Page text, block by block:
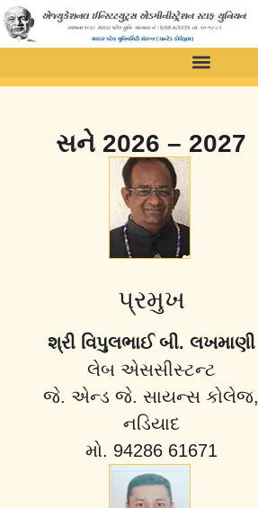
સને 2026 – 2027
પ્રમુખ
શ્રી વિપુલભાઈ બી. લખમાણી
લેબ એસસીસ્ટન્ટ
જે. એન્ડ જે. સાયન્સ કોલેજ,
નડિયાદ
મો. 94286 61671